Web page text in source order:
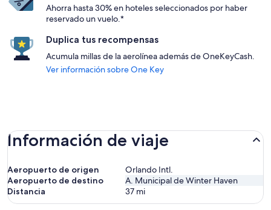
Ahorra hasta 30% en hoteles seleccionados por haber
reservado un vuelo.*
Duplica tus recompensas
Acumula millas de la aerolínea además de OneKeyCash.
Ver información sobre One Key
Información de viaje
Aeropuerto de origen
Orlando Intl.
Aeropuerto de destino
A. Municipal de Winter Haven
Distancia
37 mi